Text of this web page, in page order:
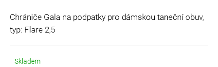
hvězdiček.
Chrániče Gala na podpatky pro dámskou taneční obuv,
typ: Flare 2,5
Skladem